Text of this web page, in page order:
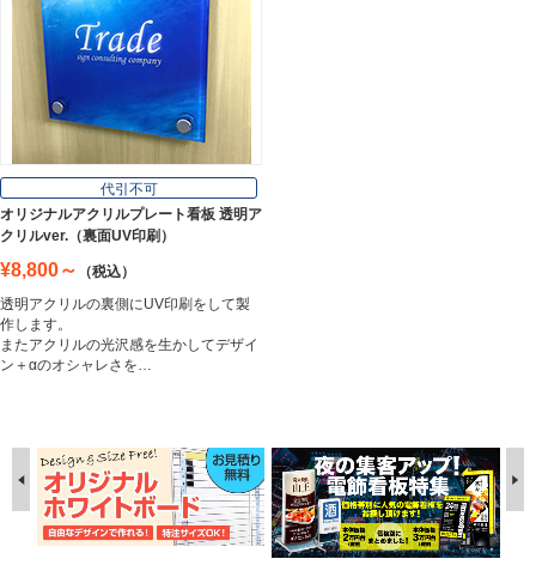
代引不可
オリジナルアクリルプレート看板 透明ア
クリルver.（裏面UV印刷）
¥8,800～
（税込）
透明アクリルの裏側にUV印刷をして製
作します。
またアクリルの光沢感を生かしてデザイ
ン＋αのオシャレさを…